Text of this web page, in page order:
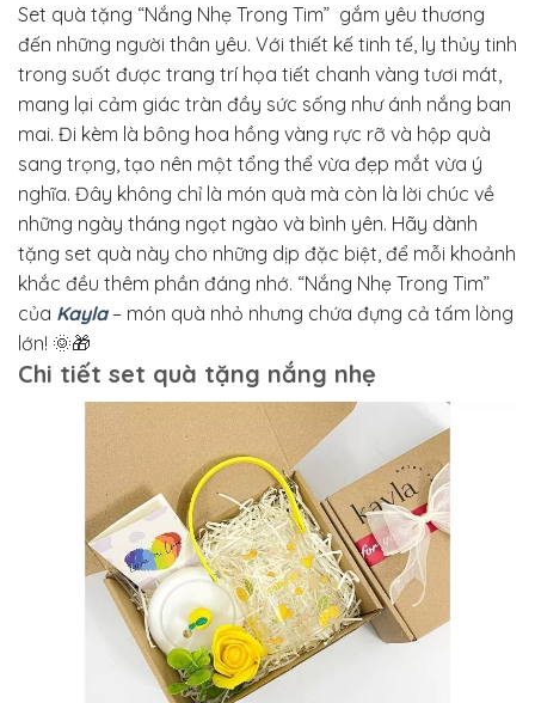
Set quà tặng “Nắng Nhẹ Trong Tim” gắm yêu thương
đến những người thân yêu. Với thiết kế tinh tế, ly thủy tinh
trong suốt được trang trí họa tiết chanh vàng tươi mát,
mang lại cảm giác tràn đầy sức sống như ánh nắng ban
mai. Đi kèm là bông hoa hồng vàng rực rỡ và hộp quà
sang trọng, tạo nên một tổng thể vừa đẹp mắt vừa ý
nghĩa. Đây không chỉ là món quà mà còn là lời chúc về
những ngày tháng ngọt ngào và bình yên. Hãy dành
tặng set quà này cho những dịp đặc biệt, để mỗi khoảnh
khắc đều thêm phần đáng nhớ. “Nắng Nhẹ Trong Tim”
của Kayla– món quà nhỏ nhưng chứa đựng cả tấm lòng
lớn! 🌞🎁
Chi tiết set quà tặng nắng nhẹ